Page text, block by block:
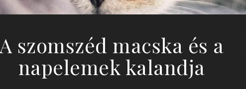
A szomszéd macska és a
napelemek kalandja